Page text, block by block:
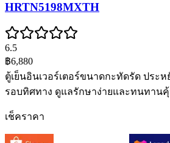
HRTN5198MXTH
6.5
฿6,880
ตู้เย็นอินเวอร์เตอร์ขนาดกะทัดรัด ประ
รอบทิศทาง ดูแลรักษาง่ายและทนทานคุ้
เช็คราคา